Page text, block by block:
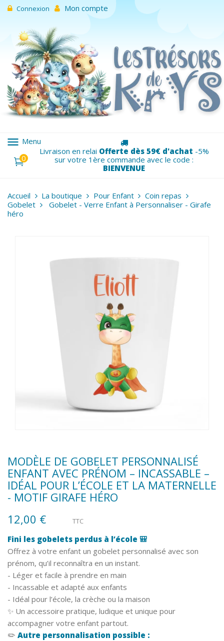
Connexion Mon compte
menu Menu
0
Livraison en relai Offerte dès 59€ d'achat -5%
sur votre 1ère commande avec le code :
BIENVENUE
Accueil La boutique Pour Enfant
Coin repas
Gobelet
Gobelet - Verre Enfant à Personnaliser - Girafe
héro
MODÈLE DE GOBELET PERSONNALISÉ
ENFANT AVEC PRÉNOM – INCASSABLE –
IDÉAL POUR L’ÉCOLE ET LA MATERNELLE
- MOTIF GIRAFE HÉRO
12,00 €
TTC
Fini les gobelets perdus à l’école 🎒
Offrez à votre enfant un gobelet personnalisé avec son
prénom, qu’il reconnaîtra en un instant.
- Léger et facile à prendre en main
- Incassable et adapté aux enfants
- Idéal pour l’école, la crèche ou la maison
✨ Un accessoire pratique, ludique et unique pour
accompagner votre enfant partout.
✏️ Autre personnalisation possible :